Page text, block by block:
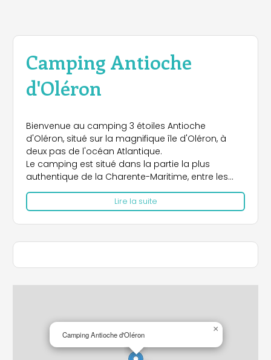
Camping Antioche
d'Oléron
Bienvenue au camping 3 étoiles Antioche
d'Oléron, situé sur la magnifique île d'Oléron, à
deux pas de l'océan Atlantique.
Le camping est situé dans la partie la plus
authentique de la Charente-Maritime, entre les
ports pittoresques de Douhet et Saint-Denis, le
long de la côte sauvage de l'île.
Lire la suite
Camping Antioche d'Oléron
×